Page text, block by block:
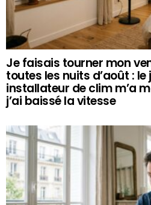
Je faisais tourner mon
toutes les nuits d’août : le
installateur de clim m’a
j’ai baissé la vitesse